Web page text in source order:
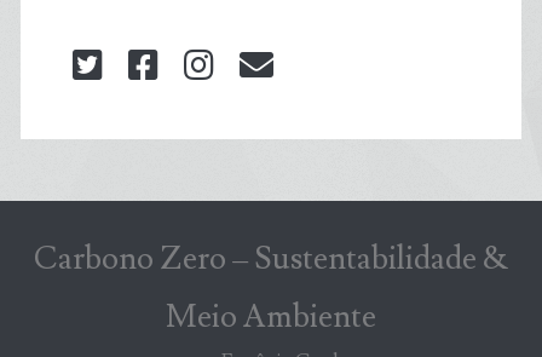
twitterfacebookinstagram
Carbono Zero – Sustentabilidade &
Meio Ambiente